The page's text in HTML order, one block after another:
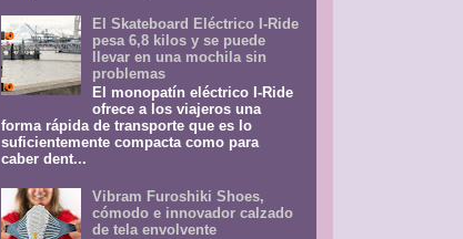
El Skateboard Eléctrico I-Ride
pesa 6,8 kilos y se puede
llevar en una mochila sin
problemas
El monopatín eléctrico I-Ride
ofrece a los viajeros una
forma rápida de transporte que es lo
suficientemente compacta como para
caber dent...
Vibram Furoshiki Shoes,
cómodo e innovador calzado
de tela envolvente